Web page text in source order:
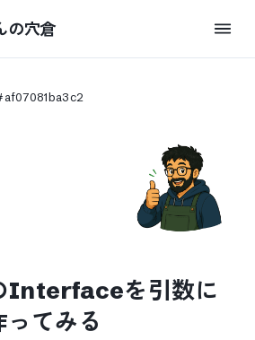
の穴倉
af07081ba3c2
を引数に
てみる